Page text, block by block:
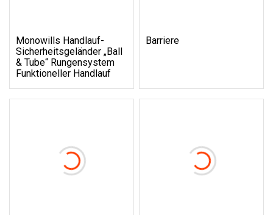
Monowills Handlauf-
Sicherheitsgeländer „Ball
& Tube“ Rungensystem
Funktioneller Handlauf
Barriere